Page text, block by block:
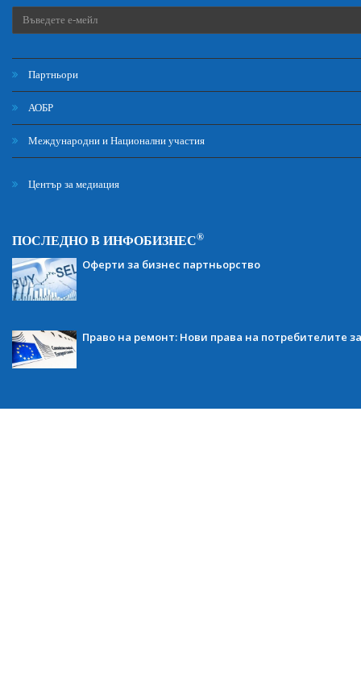
Партньори
АОБР
Международни и Национални участия
Център за медиация
ПОСЛЕДНО В ИНФОБИЗНЕС®
Оферти за бизнес партньорство
Право на ремонт: Нови права на потребителите